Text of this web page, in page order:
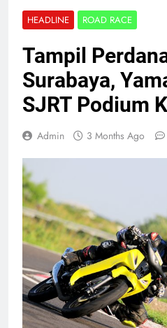
HEADLINE ROAD RACE
Tampil
Surabaya,
SJRT Podium
Admin 3 Months Ago